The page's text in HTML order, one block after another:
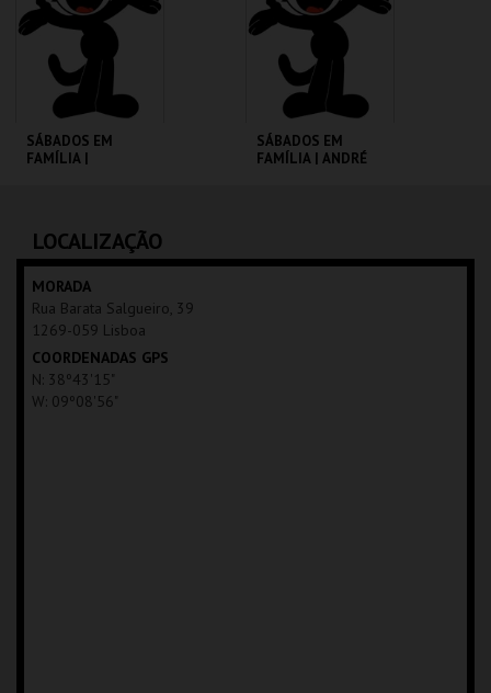
MAIS INFO
COMPRAR
MAIS INFO
COMPRAR
SÁBADOS EM
FAMÍLIA |
MAIS INFO
COMPRAR
SÁBADOS EM
FAMÍLIA | ANDRÉ
LOCALIZAÇÃO
MORADA
Rua Barata Salgueiro, 39
1269-059 Lisboa
COORDENADAS GPS
N: 38º43'15"
W: 09º08'56"